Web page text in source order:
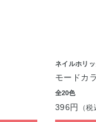
ネイルホリッ
モードカ
全20色
396円 （